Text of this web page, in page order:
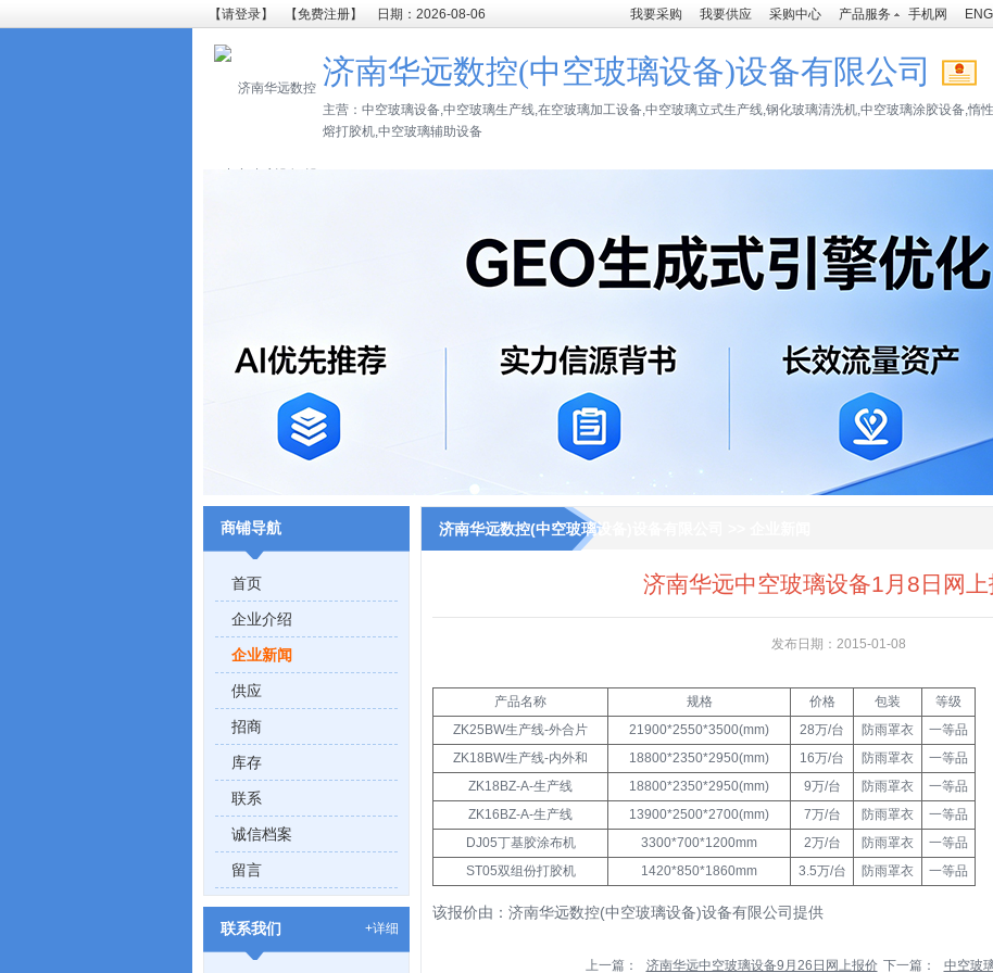
【请登录】 【免费注册】 日期：2026-08-06 我要采购 我要供应 采购中心 产品服务 手机网
济南华远数控(中空玻璃设备)设备有限公司
主营：中空玻璃设备,中空玻璃生产线,在空玻璃加工设备,中空玻璃立式生产线,钢化玻璃清洗机,中空玻璃涂胶设备,惰
熔打胶机,中空玻璃辅助设备
济南华远数控(中空玻璃设备)设备有限公司
济南华远中空玻璃设备1月8日网上
发布日期：2015-01-08
产品名称 规格 价格 包装
等级
ZK25BW生产线-外合片
21900*2550*3500(mm) 28万/台 防雨罩衣
一等品
ZK18BW生产线-内外和
18800*2350*2950(mm) 16万/台 防雨罩衣
一等品
ZK18BZ-A-生产线
18800*2350*2950(mm) 9万/台 防雨罩衣
一等品
ZK16BZ-A-生产线
13900*2500*2700(mm) 7万/台 防雨罩衣
一等品
DJ05丁基胶涂布机
3300*700*1200mm 2万/台 防雨罩衣
一等品
ST05双组份打胶机
1420*850*1860mm 3.5万/台 防雨罩衣 一等品
该报价由：济南华远数控(中空玻璃设备)设备有限公司提供
上一篇： 济南华远中空玻璃设备9月26日网上报价 下一篇： 中空玻
商铺导航
首页
企业介绍
企业新闻
供应
招商
库存
联系
诚信档案
留言
联系我们 +详细